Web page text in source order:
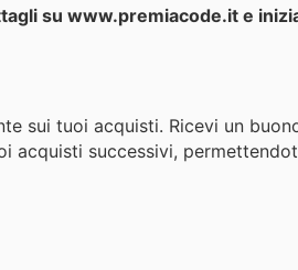
su www.premiacode.it e
sui tuoi acquisti. Ricevi un
acquisti successivi,